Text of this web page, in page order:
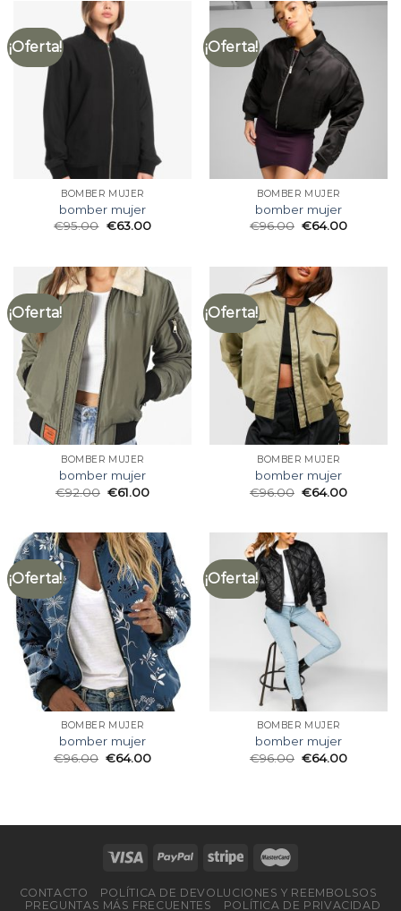
¡Oferta!
BOMBER MUJER
bomber mujer
€95.00 €63.00
¡Oferta!
BOMBER MUJER
bomber mujer
€96.00 €64.00
¡Oferta!
BOMBER MUJER
bomber mujer
€92.00 €61.00
¡Oferta!
BOMBER MUJER
bomber mujer
€96.00 €64.00
¡Oferta!
BOMBER MUJER
bomber mujer
€96.00 €64.00
¡Oferta!
BOMBER MUJER
bomber mujer
€96.00 €64.00
CONTACTO
POLÍTICA DE DEVOLUCIONES Y REEMBOLSOS
PREGUNTAS MÁS FRECUENTES
POLÍTICA DE PRIVACIDAD